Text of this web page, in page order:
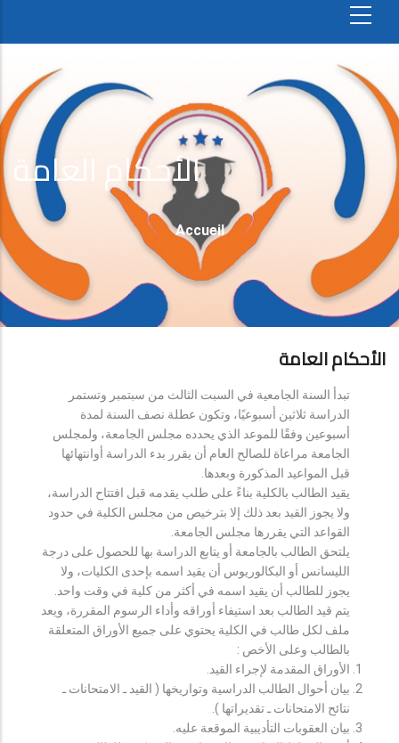
الأحكام العامة
Fil
D'Ariane
Accueil
الأحكام العامة
تبدأ السنة الجامعية في السبت الثالث من سبتمبر وتستمر
الدراسة ثلاثين أسبوعيًا، وتكون عطلة نصف السنة لمدة
أسبوعين وفقًا للموعد الذي يحدده مجلس الجامعة، ولمجلس
الجامعة مراعاة للصالح العام أن يقرر بدء الدراسة أوانتهائها
قبل المواعيد المذكورة وبعدها.
يقيد الطالب بالكلية بناءً على طلب يقدمه قبل افتتاح الدراسة،
ولا يجوز القيد بعد ذلك إلا بترخيص من مجلس الكلية في حدود
القواعد التي يقررها مجلس الجامعة.
يلتحق الطالب بالجامعة أو يتابع الدراسة بها للحصول على درجة
الليسانس أو البكالوريوس أن يقيد اسمه بإحدى الكليات، ولا
يجوز للطالب أن يقيد اسمه في أكثر من كلية في وقت واحد.
يتم قيد الطالب بعد استيفاء أوراقه وأداء الرسوم المقررة، ويعد
ملف لكل طالب في الكلية يحتوي على جميع الأوراق المتعلقة
بالطالب وعلى الأخص :
الأوراق المقدمة لإجراء القيد.
بيان أحوال الطالب الدراسية وتواريخها ( القيد ـ الامتحانات ـ
نتائح الامتحانات ـ تقديراتها ).
بيان العقوبات التأديبية الموقعة عليه.